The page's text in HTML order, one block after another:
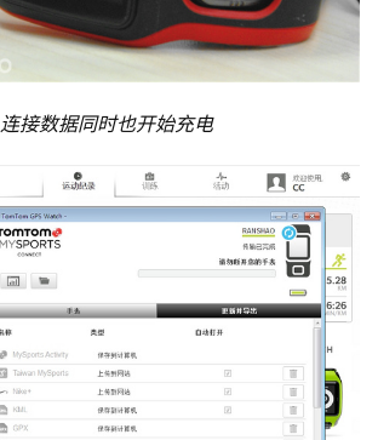
连接数据同时也开始充电